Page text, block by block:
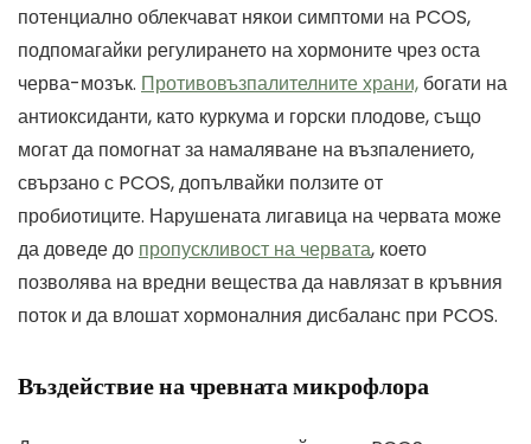
потенциално облекчават някои симптоми на PCOS,
подпомагайки регулирането на хормоните чрез оста
черва-мозък. Противовъзпалителните храни, богати на
антиоксиданти, като куркума и горски плодове, също
могат да помогнат за намаляване на възпалението,
свързано с PCOS, допълвайки ползите от
пробиотиците. Нарушената лигавица на червата може
да доведе до пропускливост на червата, което
позволява на вредни вещества да навлязат в кръвния
поток и да влошат хормоналния дисбаланс при PCOS.
Въздействие на чревната микрофлора